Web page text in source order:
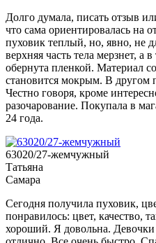
Долго думала, писать отзыв
что сама ориентировалась на
пуховик теплый, но, явно, не
верхняя часть тела мерзнет, а
обернута пленкой. Материал
становится мокрым. В другом
Честно говоря, кроме
разочарование. Покупала в
24 года.
63020/27-жемчужный
Татьяна
Самара
Сегодня получила пуховик,
понравилось: цвет,
хороший. Я довольна. Девочки